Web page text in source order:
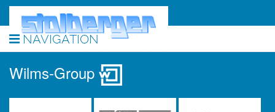
NAVIGATION
Wilms-Group